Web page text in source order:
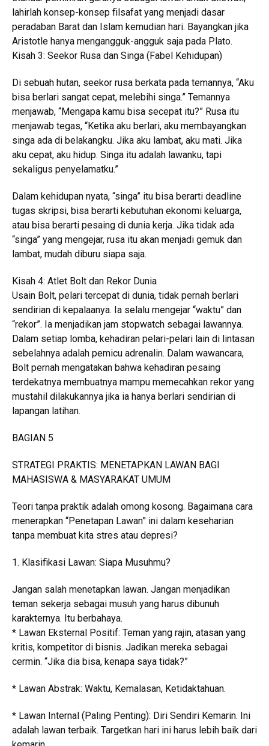
lahirlah konsep-konsep filsafat yang menjadi dasar
peradaban Barat dan Islam kemudian hari. Bayangkan jika
Aristotle hanya mengangguk-angguk saja pada Plato.
Kisah 3: Seekor Rusa dan Singa (Fabel Kehidupan)
Di sebuah hutan, seekor rusa berkata pada temannya, “Aku
bisa berlari sangat cepat, melebihi singa.” Temannya
menjawab, “Mengapa kamu bisa secepat itu?” Rusa itu
menjawab tegas, “Ketika aku berlari, aku membayangkan
singa ada di belakangku. Jika aku lambat, aku mati. Jika
aku cepat, aku hidup. Singa itu adalah lawanku, tapi
sekaligus penyelamatku.”
Dalam kehidupan nyata, “singa” itu bisa berarti deadline
tugas skripsi, bisa berarti kebutuhan ekonomi keluarga,
atau bisa berarti pesaing di dunia kerja. Jika tidak ada
“singa” yang mengejar, rusa itu akan menjadi gemuk dan
lambat, mudah diburu siapa saja.
Kisah 4: Atlet Bolt dan Rekor Dunia
Usain Bolt, pelari tercepat di dunia, tidak pernah berlari
sendirian di kepalaanya. Ia selalu mengejar “waktu” dan
“rekor”. Ia menjadikan jam stopwatch sebagai lawannya.
Dalam setiap lomba, kehadiran pelari-pelari lain di lintasan
sebelahnya adalah pemicu adrenalin. Dalam wawancara,
Bolt pernah mengatakan bahwa kehadiran pesaing
terdekatnya membuatnya mampu memecahkan rekor yang
mustahil dilakukannya jika ia hanya berlari sendirian di
lapangan latihan.
BAGIAN 5
STRATEGI PRAKTIS: MENETAPKAN LAWAN BAGI
MAHASISWA & MASYARAKAT UMUM
Teori tanpa praktik adalah omong kosong. Bagaimana cara
menerapkan “Penetapan Lawan” ini dalam keseharian
tanpa membuat kita stres atau depresi?
1. Klasifikasi Lawan: Siapa Musuhmu?
Jangan salah menetapkan lawan. Jangan menjadikan
teman sekerja sebagai musuh yang harus dibunuh
karakternya. Itu berbahaya.
* Lawan Eksternal Positif: Teman yang rajin, atasan yang
kritis, kompetitor di bisnis. Jadikan mereka sebagai
cermin. “Jika dia bisa, kenapa saya tidak?”
* Lawan Abstrak: Waktu, Kemalasan, Ketidaktahuan.
* Lawan Internal (Paling Penting): Diri Sendiri Kemarin. Ini
adalah lawan terbaik. Targetkan hari ini harus lebih baik dari